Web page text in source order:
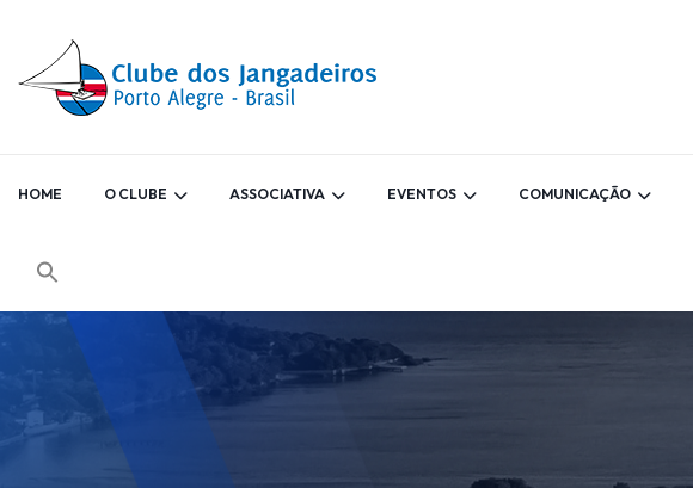
HOME O CLUBE ASSOCIATIVA EVENTOS COMUNICAÇÃO